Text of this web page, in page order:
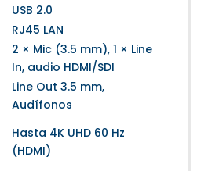
USB 2.0
RJ45 LAN
2 × Mic (3.5 mm), 1 × Line
In, audio HDMI/SDI
Line Out 3.5 mm,
Audífonos
Hasta 4K UHD 60 Hz
(HDMI)